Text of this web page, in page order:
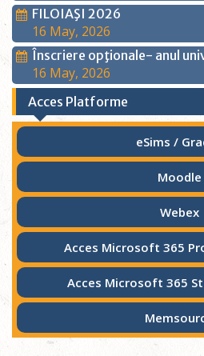
FILOIAŞI 2026
16 May, 2026
Înscriere opţionale- anul
16 May, 2026
Acces Platforme
eSims /
Moodle
Webex
Acces Microsoft 365
Acces Microsoft 365